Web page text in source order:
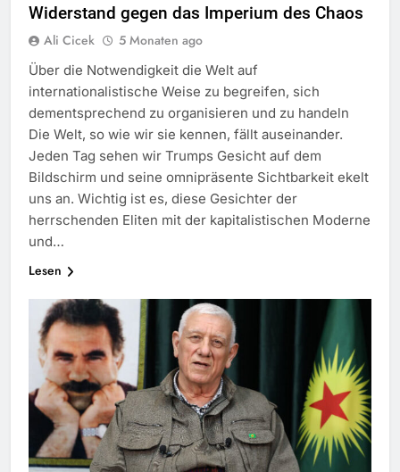
Widerstand gegen das Imperium des Chaos
Ali Cicek 5 Monaten ago
Über die Notwendigkeit die Welt auf
internationalistische Weise zu begreifen, sich
dementsprechend zu organisieren und zu handeln
Die Welt, so wie wir sie kennen, fällt auseinander.
Jeden Tag sehen wir Trumps Gesicht auf dem
Bildschirm und seine omnipräsente Sichtbarkeit ekelt
uns an. Wichtig ist es, diese Gesichter der
herrschenden Eliten mit der kapitalistischen Moderne
und…
Lesen